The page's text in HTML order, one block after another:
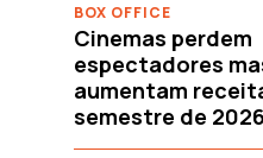
BOX OFFICE
Cinemas perdem
espectadores
aumentam
semestre de 2026